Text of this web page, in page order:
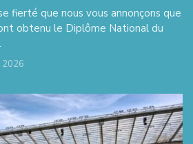
fierté que nous vous annonçons que
obtenu le Diplôme National du
2026